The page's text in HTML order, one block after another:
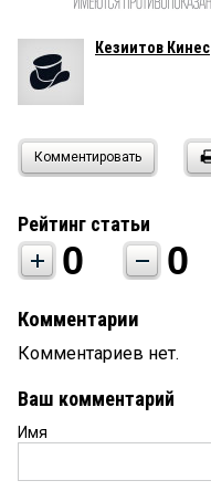
Кезиитов Кинес
Комментировать
Рейтинг статьи
0 0
Комментарии
Комментариев нет.
Ваш комментарий
Имя